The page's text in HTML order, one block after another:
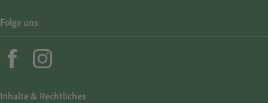
Inhalte & Rechtliches
Folge uns